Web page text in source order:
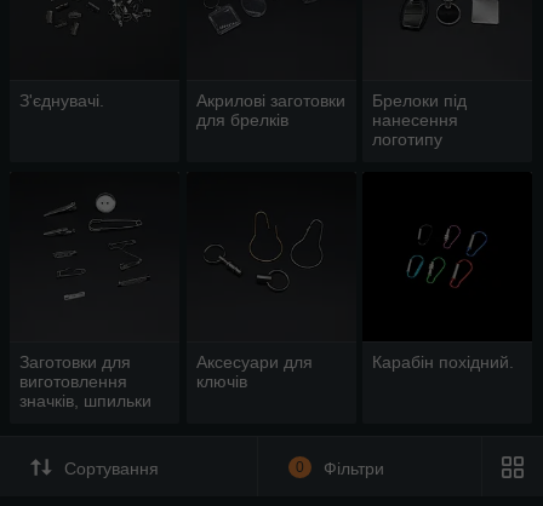
З'єднувачі.
Акрилові заготовки
для брелків
Брелоки під
нанесення
логотипу
Заготовки для
виготовлення
значків, шпильки
Аксесуари для
ключів
Карабін похідний.
Сортування 0 Фільтри